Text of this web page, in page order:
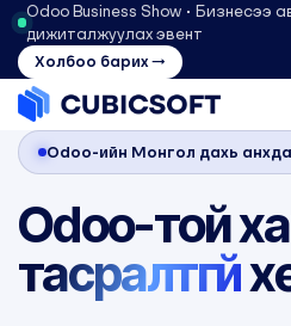
Odoo Business Show • Бизнесээ
дижиталжуулах эвент
Холбоо барих →
Odoo-ийн Монгол дахь
Odoo-той
тасралтгүй